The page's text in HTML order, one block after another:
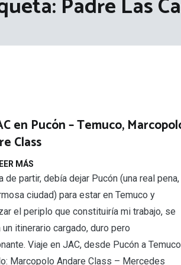
en Pucón – Temuco,
Class
MÁS
de partir, debía dejar Pucón (una real pena,
ciudad) para estar en Temuco y
el periplo que constituiría mi trabajo, se
un itinerario cargado, duro pero
Viaje en JAC, desde Pucón a Temuco
Marcopolo Andare Class – Mercedes